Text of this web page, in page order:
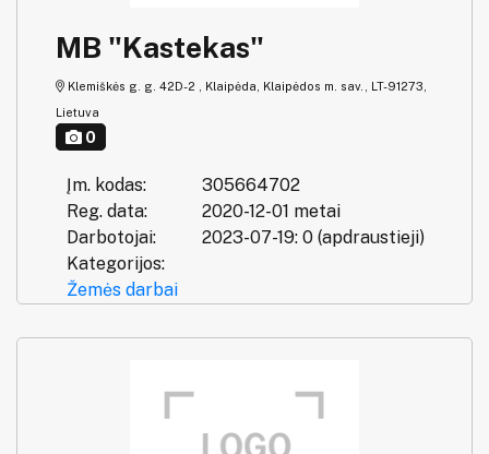
MB "Kastekas"
Klemiškės g. g. 42D-2 , Klaipėda, Klaipėdos m. sav., LT-91273,
Lietuva
0
Įm. kodas:
305664702
Reg. data:
2020-12-01 metai
Darbotojai:
2023-07-19: 0 (apdraustieji)
Kategorijos:
Žemės darbai